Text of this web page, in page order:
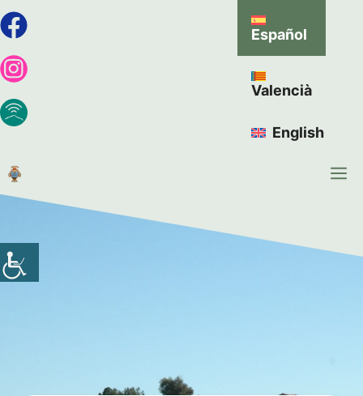
Español
Valencià
English